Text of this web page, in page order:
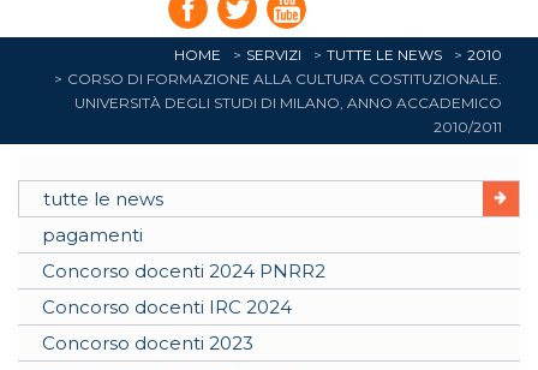
HOME SERVIZI TUTTE LE NEWS
2010
CORSO DI FORMAZIONE ALLA CULTURA COSTITUZIONALE.
UNIVERSITÀ DEGLI STUDI DI MILANO, ANNO ACCADEMICO
2010/2011
tutte le news
pagamenti
Concorso docenti 2024 PNRR2
Concorso docenti IRC 2024
Concorso docenti 2023